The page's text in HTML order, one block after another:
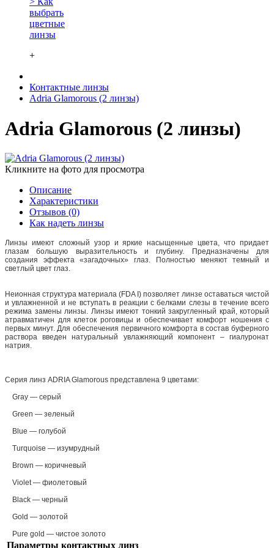
выбрать
цветные
линзы
+
Контактные линзы
Adria Glamorous (2 линзы)
Adria Glamorous (2 линзы)
Кликните на фото для просмотра
Описание
Характеристики
Отзывов (0)
Как надеть линзы
Линзы имеют сложный узор и яркие насыщенные цвета, что придает
глазам большую выразительность и глубину. Предназначены для
создания эффекта «загадочных» глаз. Полностью меняют темный и
светлый цвет глаз.
Неионная структура материала (FDA I) позволяет линзе оставаться чистой
и увлажненной и не вступать в реакции с белками слезы в течение всего
режима замены линзы. Линзы имеют тонкий закругленный край, который
атравматичен для клеток роговицы и обеспечивает комфорт ношения с
первых минут. Для обеспечения первичного комфорта в состав буферного
раствора введен натуральный увлажняющий компонент – гиалуронат
натрия.
Серия линз ADRIA Glamorous представлена 9 цветами:
Gray — серый
Green — зеленый
Blue — голубой
Turquoise — изумрудный
Brown — коричневый
Violet — фиолетовый
Black — черный
Gold — золотой
Pure gold — чистое золото
Параметры контактных линз